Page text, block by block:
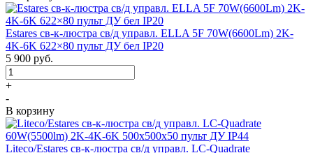
Estares св-к-люстра св/д управл. ELLA 5F 70W(6600Lm) 2K-
4K-6K 622×80 пульт ДУ бел IP20
5 900 руб.
+
-
В корзину
Liteco/Estares св-к-люстра св/д управл. LC-Quadrate